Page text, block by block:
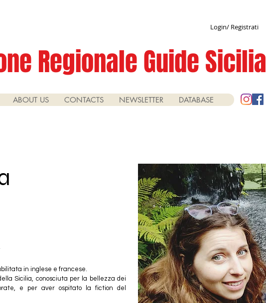
Login/ Registrati
Regionale Guide Sicilia
ABOUT US CONTACTS NEWSLETTER DATABASE
in inglese e francese.
Sicilia, conosciuta per la bellezza dei
e per aver ospitato la fiction del